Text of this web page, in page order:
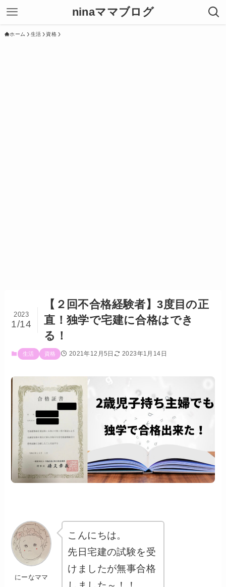
ninaママブログ
ホーム 生活 資格
【２回不合格経験者】3度目の正
直！独学で宅建に合格はでき
る！
2023
1/14
生活 資格 2021年12月5日 2023年1月14日
にーなママ
こんにちは。
先日宅建の試験を受
けましたが無事合格